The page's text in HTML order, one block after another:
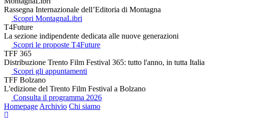
Rassegna Internazionale dell’Editoria di Montagna
Scopri MontagnaLibri
T4Future
La sezione indipendente dedicata alle nuove generazioni
Scopri le proposte T4Future
TFF 365
Distribuzione Trento Film Festival 365: tutto l'anno, in tutta Italia
Scopri gli appuntamenti
TFF Bolzano
L'edizione del Trento Film Festival a Bolzano
Consulta il programma 2026
Homepage Archivio Chi siamo